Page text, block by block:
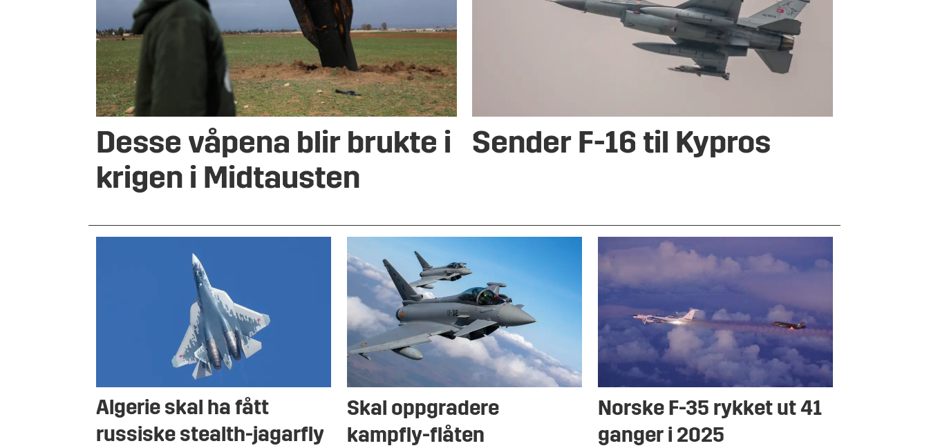
Desse våpena blir brukte i
krigen i Midtausten
Sender F-16 til Kypros
Algerie skal ha fått
russiske stealth-jagarfly
Skal oppgradere
kampfly-flåten
Norske F-35 rykket ut 41
ganger i 2025